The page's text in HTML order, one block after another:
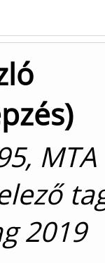
2019